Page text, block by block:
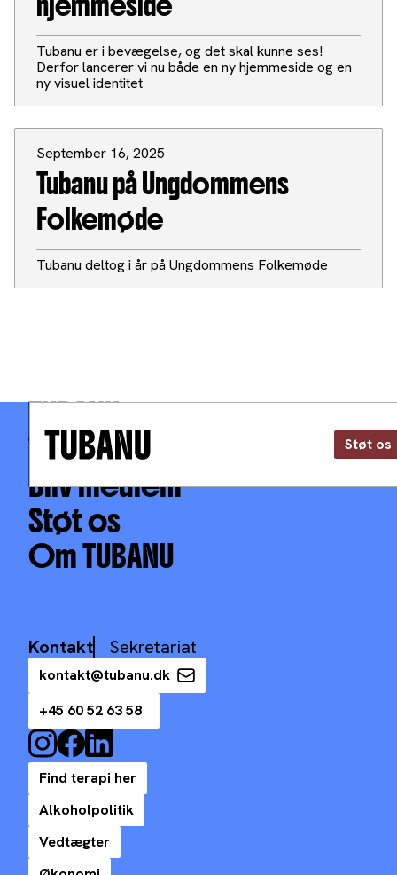
hjemmeside
Tubanu er i bevægelse, og det skal kunne ses!
Derfor lancerer vi nu både en ny hjemmeside og en
ny visuel identitet
September 16, 2025
Tubanu på Ungdommens
Folkemøde
Tubanu deltog i år på Ungdommens Folkemøde
Til medlemmer
Bliv medlem
Støt os
Om TUBANU
Kontakt Sekretariat
kontakt@tubanu.dk
+45 60 52 63 58
Find terapi her
Alkoholpolitik
Vedtægter
Støt os
Støt os